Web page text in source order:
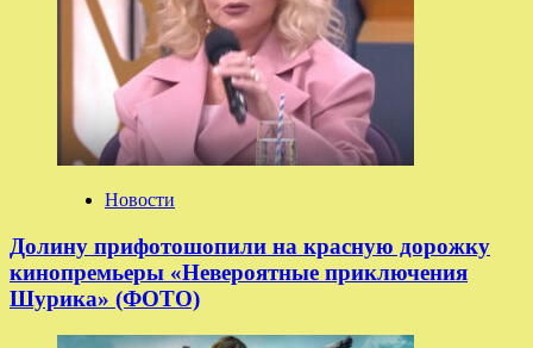
Новости
Долину прифотошопили на красную дорожку
кинопремьеры «Невероятные приключения
Шурика» (ФОТО)